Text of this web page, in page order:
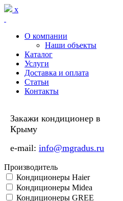
Перейти к основному содержанию
x
О компании
Наши объекты
Каталог
Услуги
Доставка и оплата
Статьи
Контакты
Закажи кондиционер в
Крыму
e-mail: info@mgradus.ru
Производитель
Кондиционеры Haier
Кондиционеры Midea
Кондиционеры GREE